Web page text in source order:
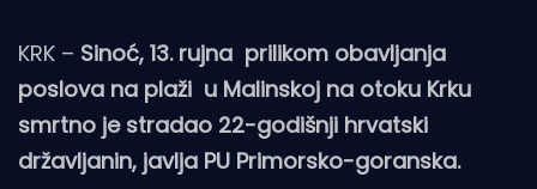
KRK – Sinoć, 13. rujna prilikom obavljanja
poslova na plaži u Malinskoj na otoku Krku
smrtno je stradao 22-godišnji hrvatski
državljanin, javlja PU Primorsko-goranska.